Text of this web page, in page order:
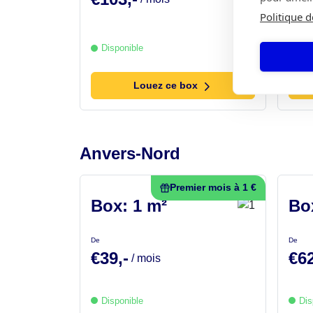
Politique
Disponible
Louez ce box
Anvers-Nord
Premier mois à 1 €
Box: 1 m²
De
€39,- / mois
Disponible
De